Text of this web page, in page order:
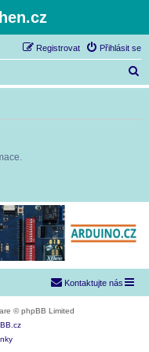
Přihlásit se
Registrovat
l
Kontaktujte nás
© phpBB Limited